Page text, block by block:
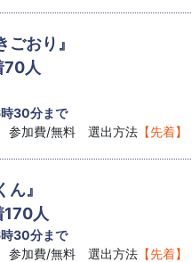
おり』
70人
30分まで
参加費/無料 選出方法 【先着】
』
人
30分まで
参加費/無料 選出方法 【先着】